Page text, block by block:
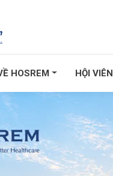
HOSREM HỘI VIÊN